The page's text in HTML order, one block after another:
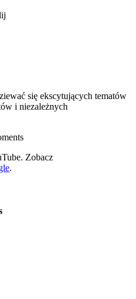
się ekscytujących tematów
i niezależnych
Zobacz
.